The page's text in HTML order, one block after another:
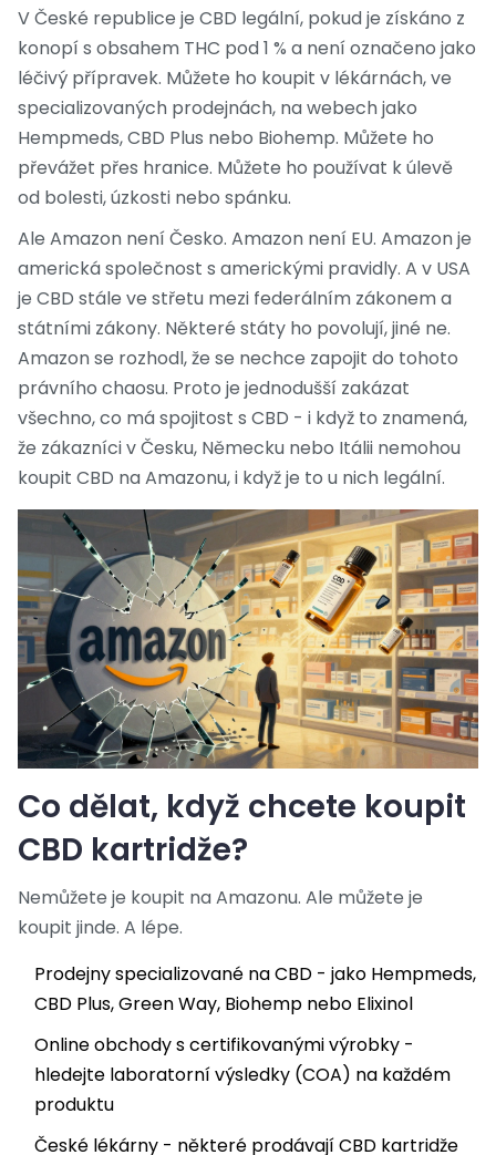
V České republice je CBD legální, pokud je získáno z
konopí s obsahem THC pod 1 % a není označeno jako
léčivý přípravek. Můžete ho koupit v lékárnách, ve
specializovaných prodejnách, na webech jako
Hempmeds, CBD Plus nebo Biohemp. Můžete ho
převážet přes hranice. Můžete ho používat k úlevě
od bolesti, úzkosti nebo spánku.
Ale Amazon není Česko. Amazon není EU. Amazon je
americká společnost s americkými pravidly. A v USA
je CBD stále ve střetu mezi federálním zákonem a
státními zákony. Některé státy ho povolují, jiné ne.
Amazon se rozhodl, že se nechce zapojit do tohoto
právního chaosu. Proto je jednodušší zakázat
všechno, co má spojitost s CBD - i když to znamená,
že zákazníci v Česku, Německu nebo Itálii nemohou
koupit CBD na Amazonu, i když je to u nich legální.
Co dělat, když chcete koupit
CBD kartridže?
Nemůžete je koupit na Amazonu. Ale můžete je
koupit jinde. A lépe.
Prodejny specializované na CBD - jako Hempmeds,
CBD Plus, Green Way, Biohemp nebo Elixinol
Online obchody s certifikovanými výrobky -
hledejte laboratorní výsledky (COA) na každém
produktu
České lékárny - některé prodávají CBD kartridže